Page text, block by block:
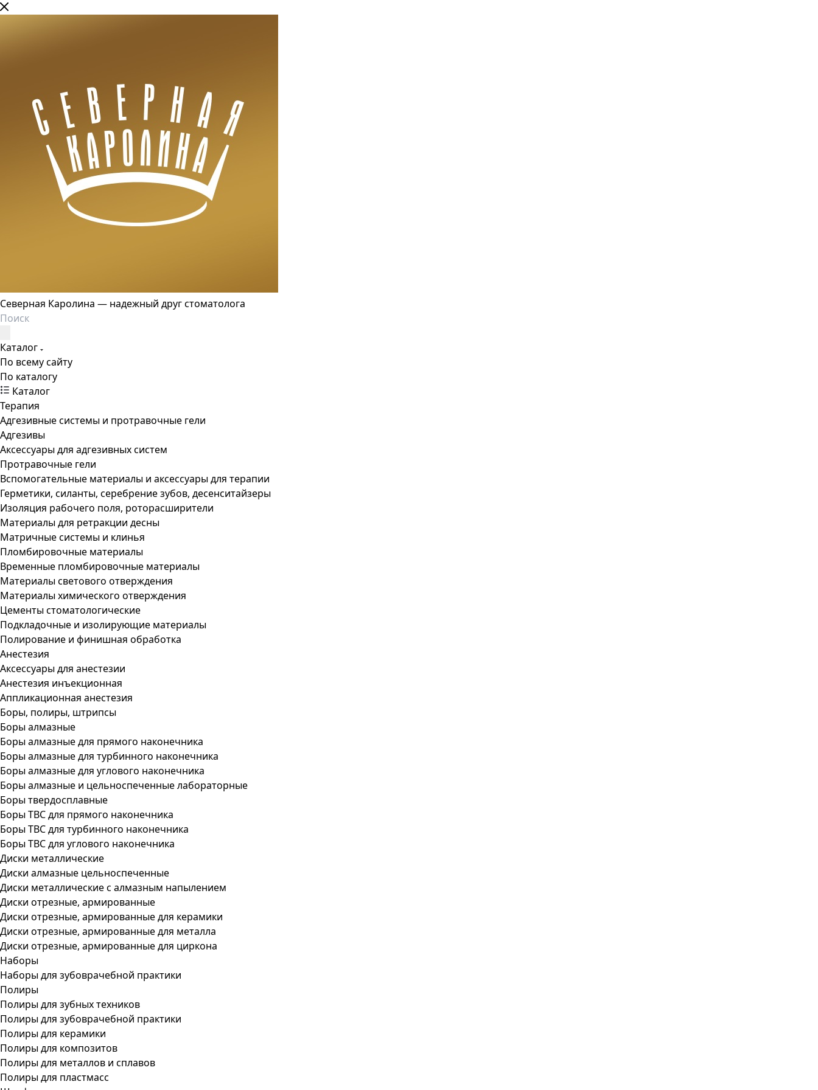
Северная Каролина — надежный друг стоматолога
Каталог
По всему сайту
По каталогу
Каталог
Терапия
Адгезивные системы и протравочные гели
Адгезивы
Аксессуары для адгезивных систем
Протравочные гели
Вспомогательные материалы и аксессуары для терапии
Герметики, силанты, серебрение зубов, десенситайзеры
Изоляция рабочего поля, роторасширители
Материалы для ретракции десны
Матричные системы и клинья
Пломбировочные материалы
Временные пломбировочные материалы
Материалы светового отверждения
Материалы химического отверждения
Цементы стоматологические
Подкладочные и изолирующие материалы
Полирование и финишная обработка
Анестезия
Аксессуары для анестезии
Анестезия инъекционная
Аппликационная анестезия
Боры, полиры, штрипсы
Боры алмазные
Боры алмазные для прямого наконечника
Боры алмазные для турбинного наконечника
Боры алмазные для углового наконечника
Боры алмазные и цельноспеченные лабораторные
Боры твердосплавные
Боры ТВС для прямого наконечника
Боры ТВС для турбинного наконечника
Боры ТВС для углового наконечника
Диски металлические
Диски алмазные цельноспеченные
Диски металлические с алмазным напылением
Диски отрезные, армированные
Диски отрезные, армированные для керамики
Диски отрезные, армированные для металла
Диски отрезные, армированные для циркона
Наборы
Наборы для зубоврачебной практики
Полиры
Полиры для зубных техников
Полиры для зубоврачебной практики
Полиры для керамики
Полиры для композитов
Полиры для металлов и сплавов
Полиры для пластмасс